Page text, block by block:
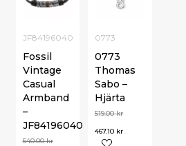
JF84196040
Fossil
Vintage
Casual
Armband
–
JF84196040
540.00kr
0773
0773
Thomas
Sabo –
Hjärta
519.00kr
467.10 kr